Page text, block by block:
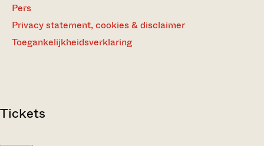
Pers
Privacy statement, cookies & disclaimer
Toegankelijkheidsverklaring
Tickets